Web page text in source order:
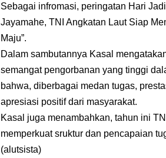
Sebagai infromasi, peringatan Hari
Jayamahe, TNI Angkatan Laut Siap
Maju”.
Dalam sambutannya Kasal
semangat pengorbanan yang tinggi
bahwa, diberbagai medan tugas,
apresiasi positif dari masyarakat.
Kasal juga menambahkan, tahun ini
memperkuat sruktur dan pencapaian
(alutsista)